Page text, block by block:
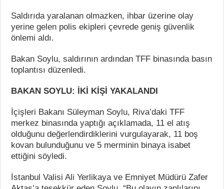
Saldırıda yaralanan olmazken, ihbar üzerine olay
yerine gelen polis ekipleri çevrede geniş güvenlik
önlemi aldı.
Bakan Soylu, saldırının ardından TFF binasında basın
toplantısı düzenledi.
BAKAN SOYLU: İKİ KİŞİ YAKALANDI
İçişleri Bakanı Süleyman Soylu, Riva’daki TFF
merkez binasında yaptığı açıklamada, 11 el atış
olduğunu değerlendirdiklerini vurgulayarak, 11 boş
kovan bulunduğunu ve 5 merminin binaya isabet
ettiğini söyledi.
İstanbul Valisi Ali Yerlikaya ve Emniyet Müdürü Zafer